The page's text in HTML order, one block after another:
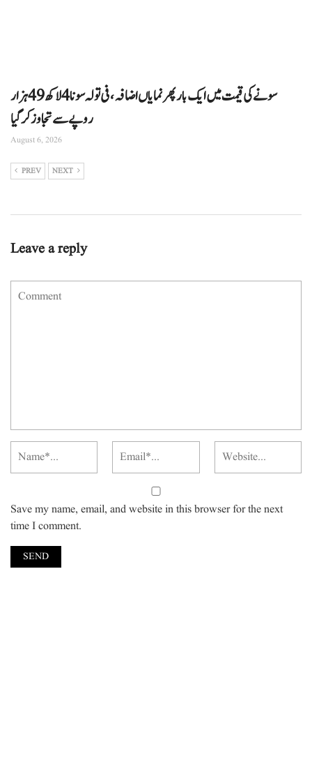
سونے کی قیمت میں ایک بار پھر نمایاں اضافہ، فی تولہ سونا 4 لاکھ 49 ہزار
روپے سے تجاوز کرگیا
August 6, 2026
PREV NEXT
Leave a reply
Save my name, email, and website in this browser for the next
time I comment.